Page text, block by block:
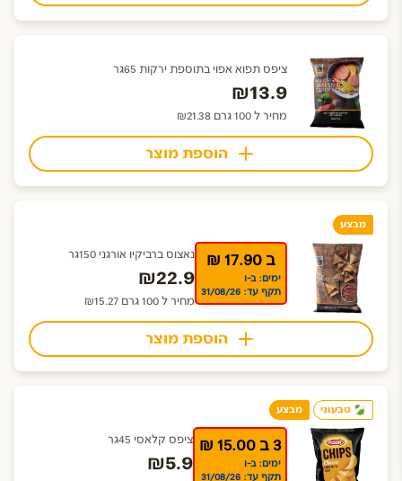
ציפס תפוא אפוי בתוספת ירקות 65גר
₪13.9
מחיר ל 100 גרם ₪21.38
הוספת מוצר
מבצע
ב 17.90 ₪
ימים: ב-ו
תקף עד: 31/08/26
נאצוס ברביקיו אורגני 150גר
₪22.9
מחיר ל 100 גרם ₪15.27
הוספת מוצר
טבעוני מבצע
3 ב 15.00 ₪
ימים: ב-ו
תקף עד: 31/08/26
ציפס קלאסי 45גר
₪5.9